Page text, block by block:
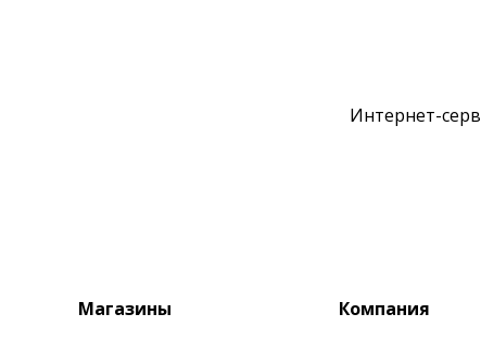
Интернет-
Магазины Компания